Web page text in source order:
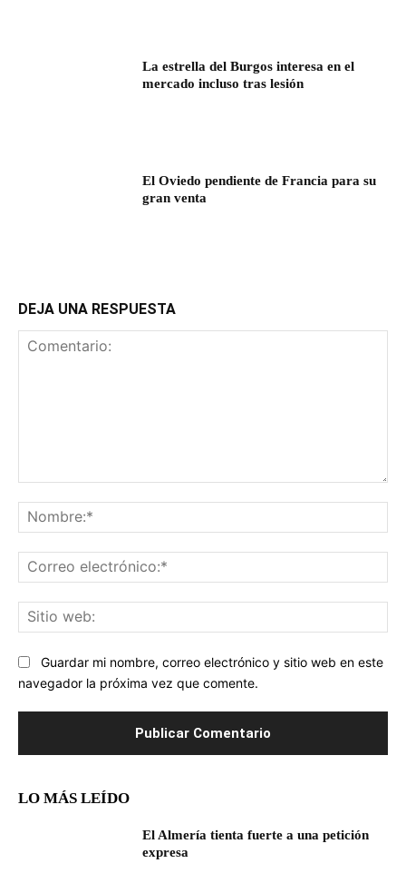
La estrella del Burgos interesa en el
mercado incluso tras lesión
El Oviedo pendiente de Francia para su
gran venta
DEJA UNA RESPUESTA
Guardar mi nombre, correo electrónico y sitio web en este
navegador la próxima vez que comente.
LO MÁS LEÍDO
El Almería tienta fuerte a una petición
expresa